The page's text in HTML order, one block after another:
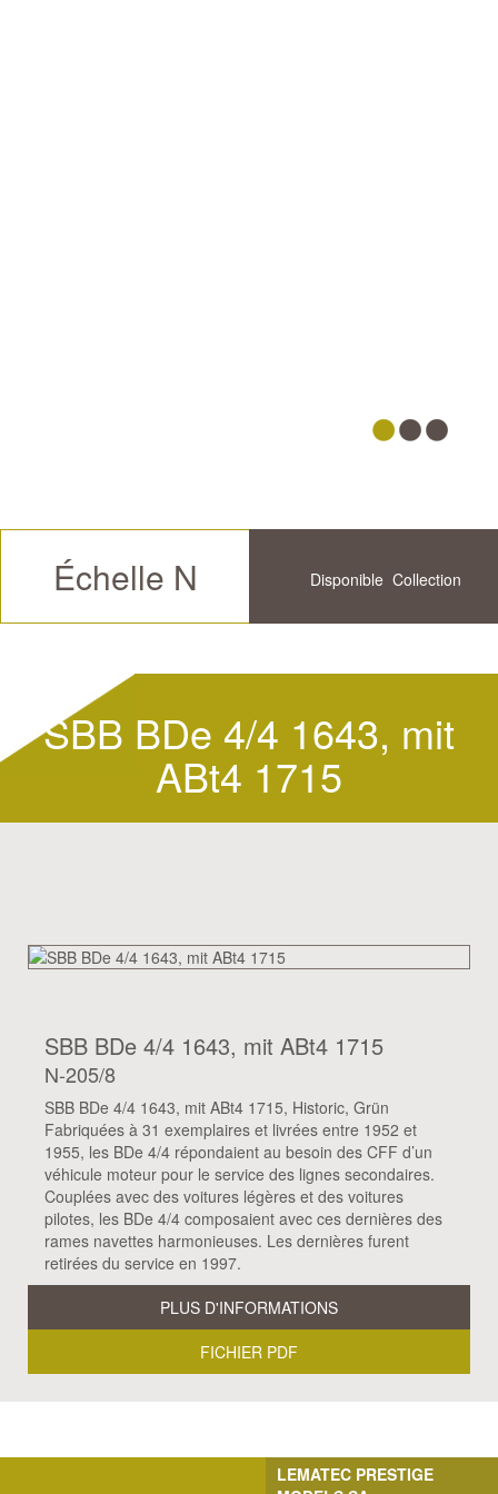
Échelle N Disponible Collection
SBB BDe 4/4 1643, mit
ABt4 1715
SBB BDe 4/4 1643, mit ABt4 1715
N-205/8
SBB BDe 4/4 1643, mit ABt4 1715, Historic, Grün
Fabriquées à 31 exemplaires et livrées entre 1952 et
1955, les BDe 4/4 répondaient au besoin des CFF d’un
véhicule moteur pour le service des lignes secondaires.
Couplées avec des voitures légères et des voitures
pilotes, les BDe 4/4 composaient avec ces dernières des
rames navettes harmonieuses. Les dernières furent
retirées du service en 1997.
PLUS D'INFORMATIONS
FICHIER PDF
LEMATEC PRESTIGE